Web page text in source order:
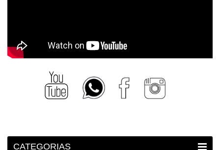
CATEGORIAS